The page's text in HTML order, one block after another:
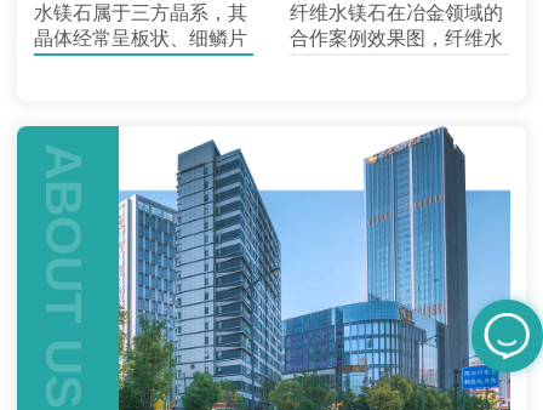
水镁石属于三方晶系，其
晶体经常呈板状、细鳞片
为纤维水镁石或水镁石石
棉。
纤维水镁石在冶金领域的
合作案例效果图，纤维水
独特而优异的性能及低廉
的价格，成为当今**石棉
天然代用品，作为增强、
补强材料和添加剂，主要
应用于无石棉水泥、橡
胶、制动、摩擦、密封、
保温隔热、涂料、纺织、
吸附剂、阻燃剂等制品.
ABOUT US